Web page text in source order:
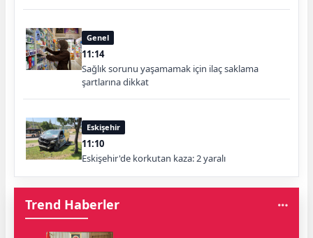
Genel
11:14
Sağlık sorunu yaşamamak için ilaç saklama
şartlarına dikkat
Eskişehir
11:10
Eskişehir'de korkutan kaza: 2 yaralı
Trend Haberler